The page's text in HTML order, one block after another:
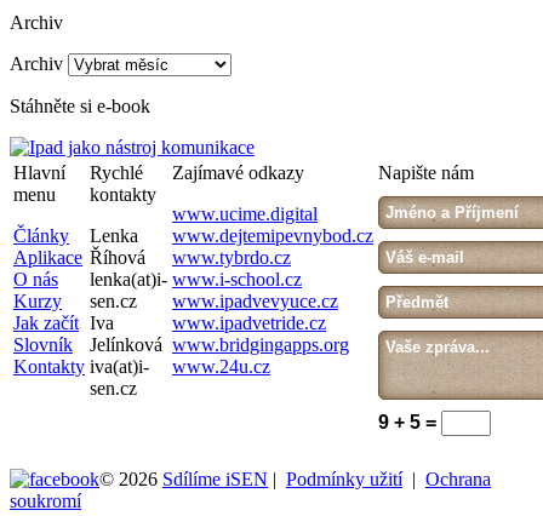
Archiv
Archiv
Stáhněte si e-book
Hlavní
menu
Články
Aplikace
O nás
Kurzy
Jak začít
Slovník
Kontakty
Rychlé
kontakty
Lenka
Říhová
lenka(at)i-
sen.cz
Iva
Jelínková
iva(at)i-
sen.cz
Zajímavé odkazy
www.ucime.digital
www.dejtemipevnybod.cz
www.tybrdo.cz
www.i-school.cz
www.ipadvevyuce.cz
www.ipadvetride.cz
www.bridgingapps.org
www.24u.cz
Napište nám
9 + 5 =
© 2026 Sdílíme iSEN | Podmínky užití| Ochrana
soukromí